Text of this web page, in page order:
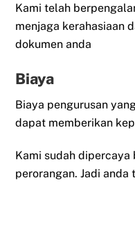
Kami telah
menjaga kerahasiaan
dokumen anda
Biaya
Biaya pengurusan
dapat memberikan
Kami sudah dipercaya
perorangan. Jadi